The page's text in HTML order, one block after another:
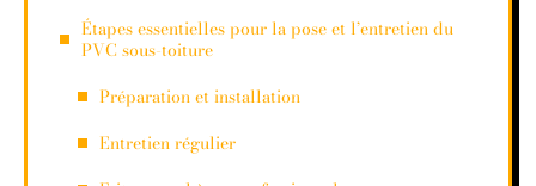
Étapes essentielles pour la pose et l’entretien du
PVC sous-toiture
Préparation et installation
Entretien régulier